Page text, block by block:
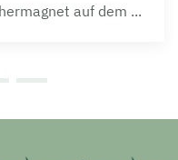
auf dem ...